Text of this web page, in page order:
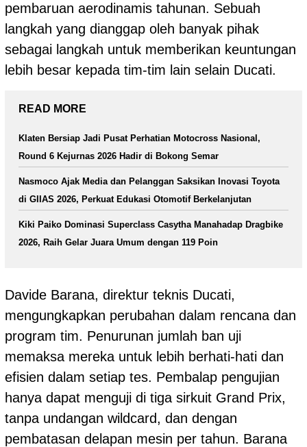
pembaruan aerodinamis tahunan. Sebuah
langkah yang dianggap oleh banyak pihak
sebagai langkah untuk memberikan keuntungan
lebih besar kepada tim-tim lain selain Ducati.
READ MORE
Klaten Bersiap Jadi Pusat Perhatian Motocross Nasional,
Round 6 Kejurnas 2026 Hadir di Bokong Semar
Nasmoco Ajak Media dan Pelanggan Saksikan Inovasi Toyota
di GIIAS 2026, Perkuat Edukasi Otomotif Berkelanjutan
Kiki Paiko Dominasi Superclass Casytha Manahadap Dragbike
2026, Raih Gelar Juara Umum dengan 119 Poin
Davide Barana, direktur teknis Ducati,
mengungkapkan perubahan dalam rencana dan
program tim. Penurunan jumlah ban uji
memaksa mereka untuk lebih berhati-hati dan
efisien dalam setiap tes. Pembalap pengujian
hanya dapat menguji di tiga sirkuit Grand Prix,
tanpa undangan wildcard, dan dengan
pembatasan delapan mesin per tahun. Barana